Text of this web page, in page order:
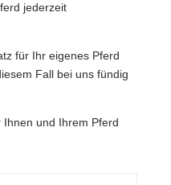
jederzeit
für Ihr eigenes Pferd
Fall bei uns fündig
Ihnen und Ihrem Pferd